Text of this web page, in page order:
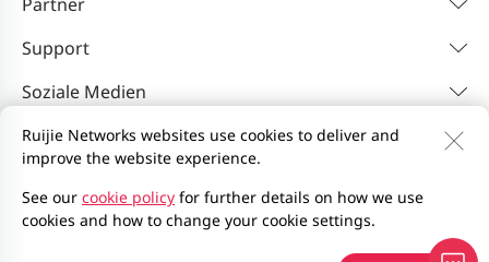
Support
Soziale Medien
Kontakt Feedback
Datenschutzerklärung
Websitenutzungsvereinbarung
Privacy Inquiries
EU Data Act Notice
Site Map
2000-2026 Ruijie Networks Co., Ltd.
Ruijie Networks websites use cookies to deliver and
improve the website experience.
See our cookie policy for further details on how we use
cookies and how to change your cookie settings.